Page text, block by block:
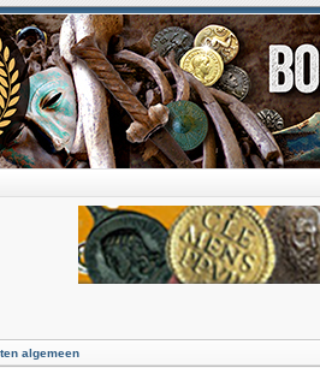
algemeen